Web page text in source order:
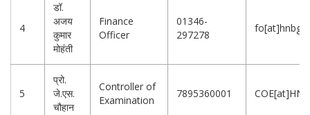
4
डॉ.
अजय
कुमार
मोहंती
Finance
Officer
01346-
297278
5
प्रो.
जे.एस.
चौहान
Controller of
Examination
7895360001